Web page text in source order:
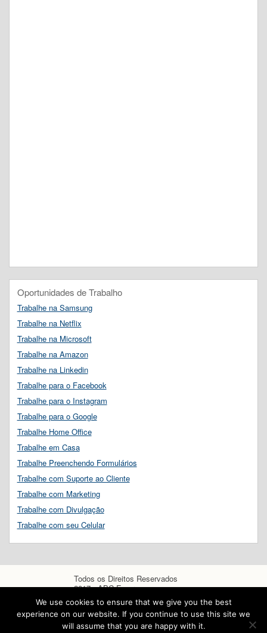
Oportunidades de Trabalho
Trabalhe na Samsung
Trabalhe na Netflix
Trabalhe na Microsoft
Trabalhe na Amazon
Trabalhe na Linkedin
Trabalhe para o Facebook
Trabalhe para o Instagram
Trabalhe para o Google
Trabalhe Home Office
Trabalhe em Casa
Trabalhe Preenchendo Formulários
Trabalhe com Suporte ao Cliente
Trabalhe com Marketing
Trabalhe com Divulgação
Trabalhe com seu Celular
Todos os Direitos Reservados
2017 - ABC Empregos
We use cookies to ensure that we give you the best
experience on our website. If you continue to use this site we
will assume that you are happy with it.